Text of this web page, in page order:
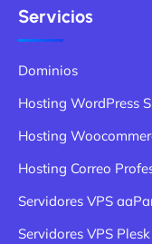
Servicios
Dominios
Hosting WordPress
Hosting
Hosting Correo
Servidores VPS
Servidores VPS Plesk